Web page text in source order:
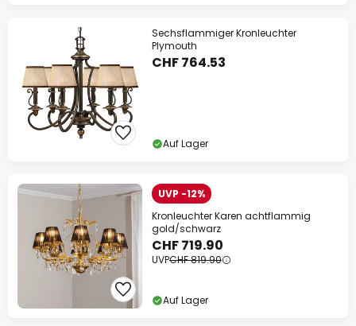
Sechsflammiger Kronleuchter
Plymouth
CHF 764.53
Auf Lager
UVP -12%
Kronleuchter Karen achtflammig
gold/schwarz
CHF 719.90
UVPCHF 819.90
Auf Lager